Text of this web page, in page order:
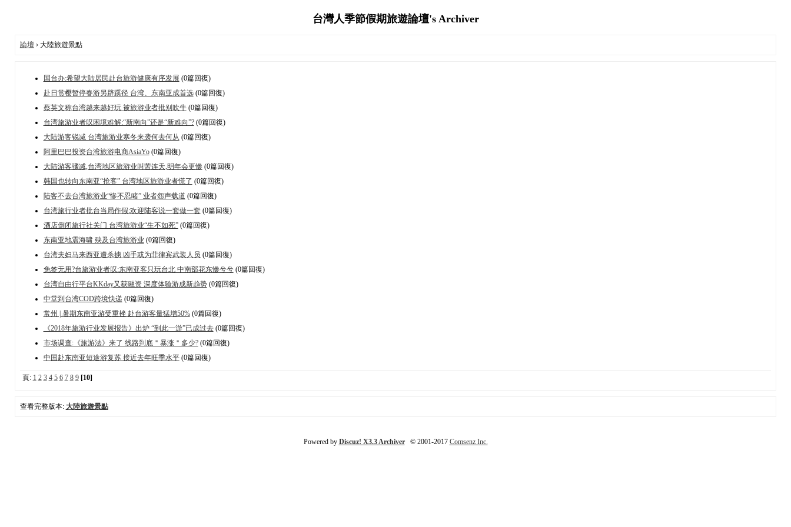
台灣人季節假期旅遊論壇's Archiver
論壇› 大陸旅遊景點
国台办:希望大陆居民赴台旅游健康有序发展 (0篇回復)
赴日赏樱暂停春游另辟蹊径 台湾、东南亚成首选(0篇回復)
蔡英文称台湾越来越好玩 被旅游业者批别吹牛(0篇回復)
台湾旅游业者叹困境难解:“新南向”还是“新难向”?(0篇回復)
大陆游客锐减 台湾旅游业寒冬来袭何去何从 (0篇回復)
阿里巴巴投资台湾旅游电商AsiaYo(0篇回復)
大陆游客骤减,台湾地区旅游业叫苦连天,明年会更惨(0篇回復)
韩国也转向东南亚“抢客” 台湾地区旅游业者慌了 (0篇回復)
陆客不去台湾旅游业“惨不忍睹” 业者怨声载道 (0篇回復)
台湾旅行业者批台当局作假:欢迎陆客说一套做一套 (0篇回復)
酒店倒闭旅行社关门 台湾旅游业“生不如死”(0篇回復)
东南亚地震海啸 殃及台湾旅游业 (0篇回復)
台湾夫妇马来西亚遭杀掳 凶手或为菲律宾武装人员 (0篇回復)
免签无用?台旅游业者叹:东南亚客只玩台北 中南部花东惨兮兮(0篇回復)
台湾自由行平台KKday又获融资 深度体验游成新趋势(0篇回復)
中堂到台湾COD跨境快递 (0篇回復)
常州 | 暑期东南亚游受重挫 赴台游客量猛增50%(0篇回復)
《2018年旅游行业发展报告》出炉 “到此一游”已成过去(0篇回復)
市场调查:《旅游法》来了 线路到底＂暴涨＂多少?(0篇回復)
中国赴东南亚短途游复苏 接近去年旺季水平(0篇回復)
頁: 1 2 3 4 5 6 7 8 9 [10]
查看完整版本: 大陸旅遊景點
Powered by Discuz! X3.3 Archiver© 2001-2017 Comsenz Inc.